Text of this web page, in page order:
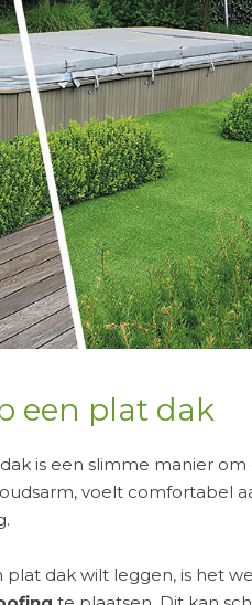
een plat dak
is een slimme manier
voelt comfortabel
plat dak wilt leggen, is het